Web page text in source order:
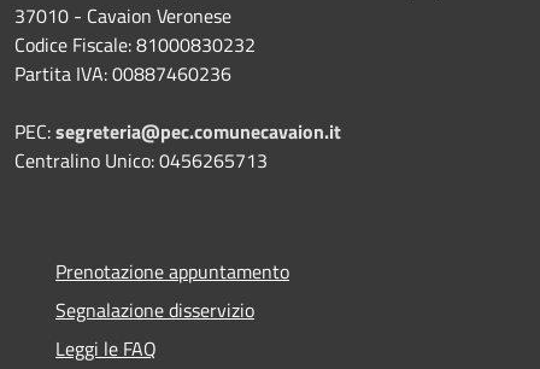
37010 - Cavaion Veronese
Codice Fiscale: 81000830232
Partita IVA: 00887460236
PEC:segreteria@pec.comunecavaion.it
Centralino Unico: 0456265713
Prenotazione appuntamento
Segnalazione disservizio
Leggi le FAQ